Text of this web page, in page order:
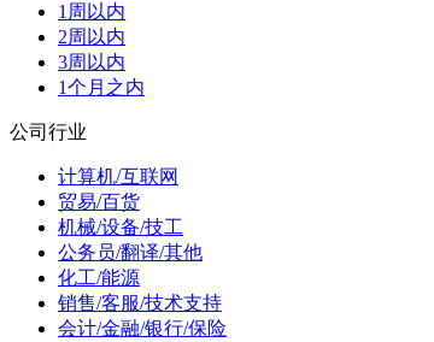
1周以内
2周以内
3周以内
1个月之内
公司行业
计算机/互联网
贸易/百货
机械/设备/技工
公务员/翻译/其他
化工/能源
销售/客服/技术支持
会计/金融/银行/保险